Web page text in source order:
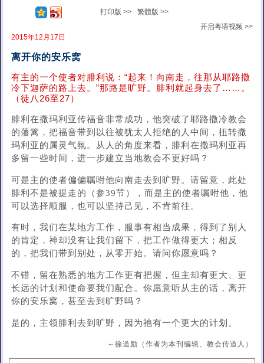
打印版 >>
繁體版 >>
开启粤语视频 >>
2015年12月17日
离开你的安乐窝
有主的一个使者对腓利说：“起来！向南走，往那从耶路撒
冷下迦萨的路上去。”那路是旷野。腓利就起身去了……。
（徒八26至27）
腓利在撒玛利亚传福音非常成功，他突破了耶路撒冷教会
的藩篱，把福音带到以往被犹太人拒绝的人中间，扭转撒
玛利亚的属灵气氛。从人的角度来看，腓利在撒玛利亚再
多留一些时间，进一步建立当地教会不更好吗？
可是主的使者偏偏嘱咐他向南走去到旷野。请留意，此处
腓利不是被提走的（参39节），而是主的使者嘱咐他，他
可以选择顺服，也可以坚持己见，不肯前往。
有时，我们在某地方工作，服事有相当成果，得到了别人
的肯定，神却没有让我们留下，把工作做得更大；相反
的，把我们带到别处，从零开始。请问你愿意吗？
不错，留在熟悉的地方工作更有把握，但主却有更大、更
长远的计划和使命要我们配合。你愿意听从主的话，离开
你的安乐窝，甚至去到旷野吗？
是的，主领腓利去到旷野，因为祂有一个更大的计划。
～徐道励（作者为本刊编辑、教会传道人）